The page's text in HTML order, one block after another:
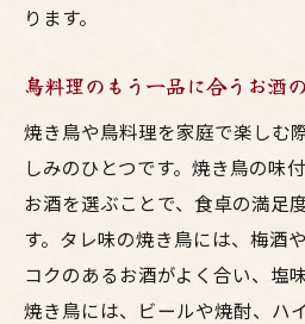
ります。
鳥料理のもう一品に合うお酒
焼き鳥や鳥料理を家庭で楽しむ
しみのひとつです。焼き鳥の味
お酒を選ぶことで、食卓の満足
す。タレ味の焼き鳥には、梅酒
コクのあるお酒がよく合い、塩
焼き鳥には、ビールや焼酎、ハ